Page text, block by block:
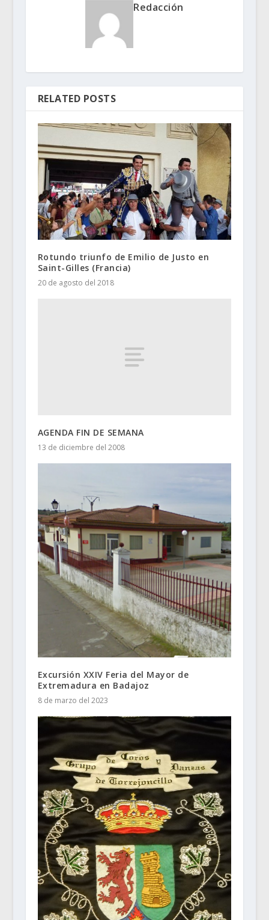
Redacción
RELATED POSTS
Rotundo triunfo de Emilio de Justo en
Saint-Gilles (Francia)
20 de agosto del 2018
AGENDA FIN DE SEMANA
13 de diciembre del 2008
Excursión XXIV Feria del Mayor de
Extremadura en Badajoz
8 de marzo del 2023